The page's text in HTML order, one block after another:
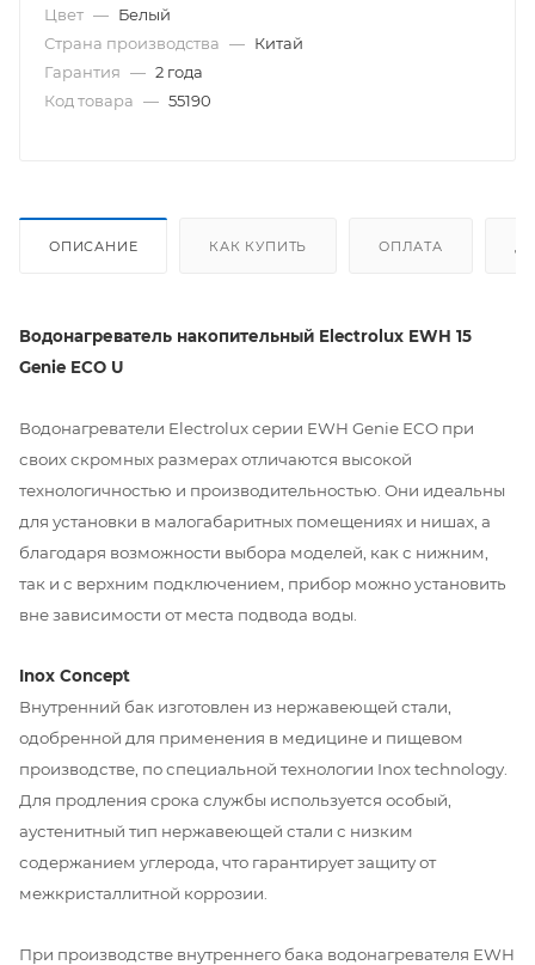
Цвет — Белый
Страна производства — Китай
Гарантия — 2 года
Код товара — 55190
ОПИСАНИЕ КАК КУПИТЬ ОПЛАТА
Водонагреватель накопительный Electrolux EWH 15
Genie ECO U
Водонагреватели Electrolux серии EWH Genie ECO при
своих скромных размерах отличаются высокой
технологичностью и производительностью. Они идеальны
для установки в малогабаритных помещениях и нишах, а
благодаря возможности выбора моделей, как с нижним,
так и с верхним подключением, прибор можно установить
вне зависимости от места подвода воды.
Inox Concept
Внутренний бак изготовлен из нержавеющей стали,
одобренной для применения в медицине и пищевом
производстве, по специальной технологии Inox technology.
Для продления срока службы используется особый,
аустенитный тип нержавеющей стали с низким
содержанием углерода, что гарантирует защиту от
межкристаллитной коррозии.
При производстве внутреннего бака водонагревателя EWH